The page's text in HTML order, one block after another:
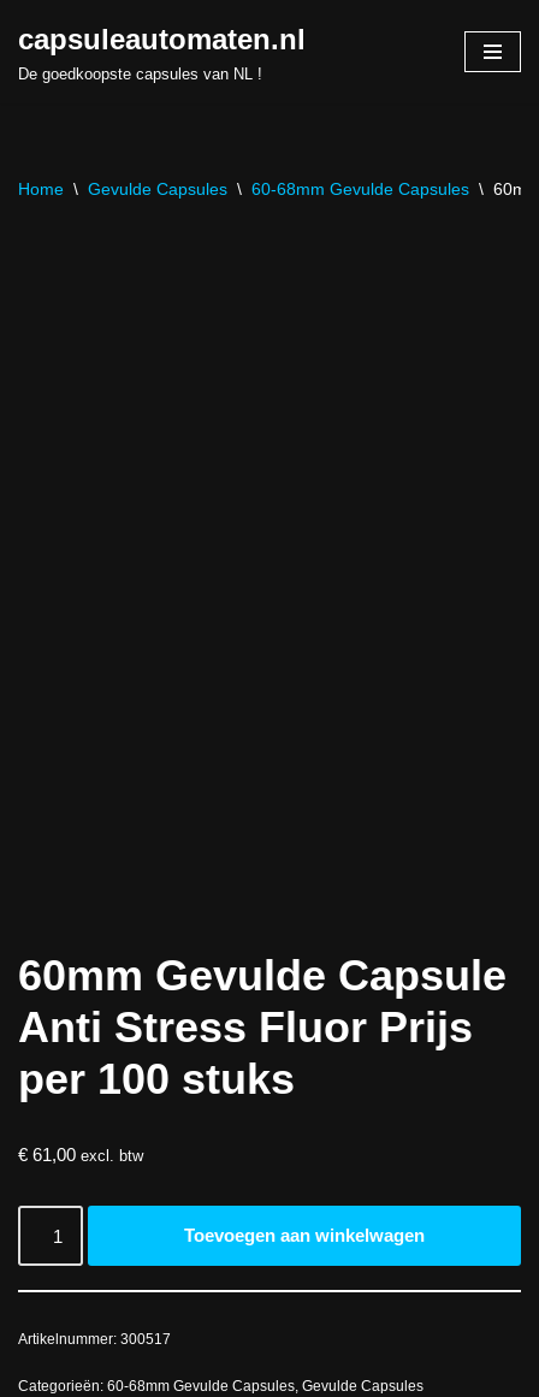
Skip
capsuleautomaten.nl
De goedkoopste capsules van NL !
Home \ Gevulde Capsules \ 60-68mm Gevulde Capsules \
60mm Gevulde Capsule
Anti Stress Fluor Prijs
per 100 stuks
€ 61,00 excl. btw
Toevoegen aan winkelwagen
Artikelnummer: 300517
Categorieën: 60-68mm Gevulde Capsules, Gevulde Capsules